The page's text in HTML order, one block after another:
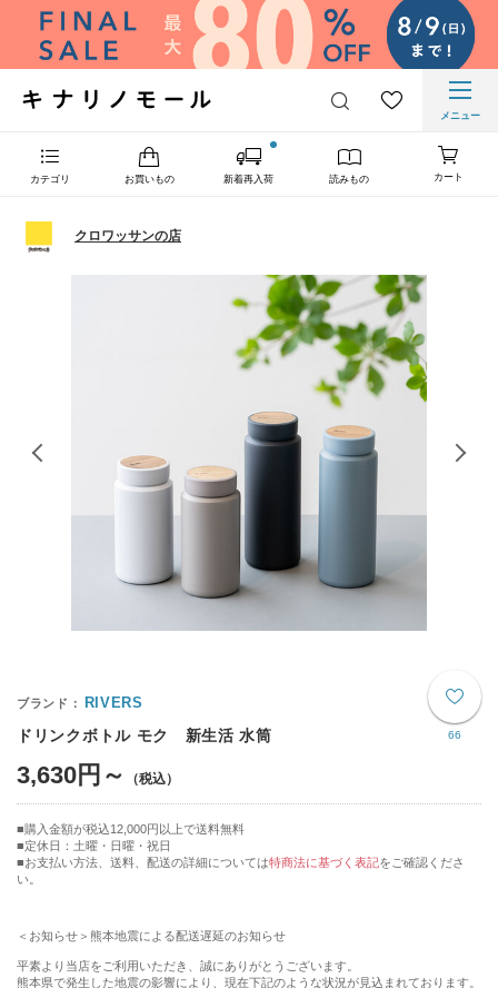
メニュー
カテゴリ お買いもの 新着再入荷 読みもの カート
クロワッサンの店
66
RIVERS
ドリンクボトル モク 新生活 水筒
3,630円～
購入金額が税込12,000円以上で送料無料
定休日：土曜・日曜・祝日
■お支払い方法、送料、配送の詳細については特商法に基づく表記をご確認くださ
い。
＜お知らせ＞熊本地震による配送遅延のお知らせ
平素より当店をご利用いただき、誠にありがとうございます。
熊本県で発生した地震の影響により、現在下記のような状況が見込まれております。